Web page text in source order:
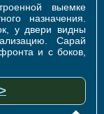
выемке
назначения.
у двери видны
Сарай
и с боков,